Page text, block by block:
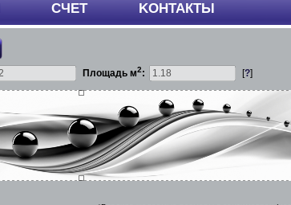
СЧЕТ KОНТАКТЫ
Площадь м2: [?]